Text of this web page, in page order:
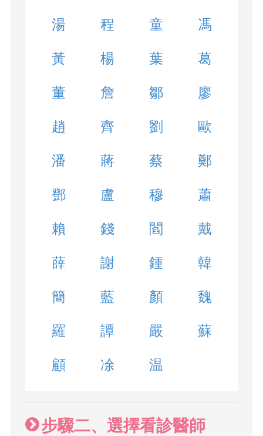
湯 程 童 馮
黃 楊 葉 葛
董 詹 鄒 廖
趙 齊 劉 歐
潘 蔣 蔡 鄭
鄧 盧 穆 蕭
賴 錢 閻 戴
薛 謝 鍾 韓
簡 藍 顏 魏
羅 譚 嚴 蘇
顧 凃 温
步驟二、選擇看診醫師